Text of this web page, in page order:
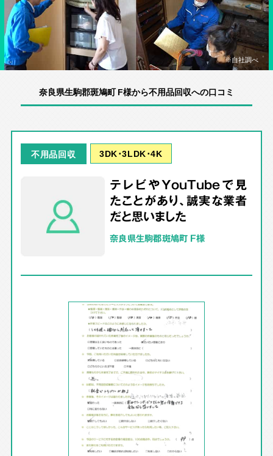
※自社調べ
奈良県生駒郡斑鳩町 F様から不用品回収への口コミ
不用品回収 3DK･3LDK･4K
テレビやYouTubeで見
たことがあり、誠実な業者
だと思いました
奈良県生駒郡斑鳩町 F様